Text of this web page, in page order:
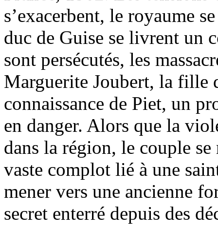
s’exacerbent, le royaume
duc de Guise se livrent un
sont persécutés, les
Marguerite Joubert, la fille
connaissance de Piet, un
en danger. Alors que la
dans la région, le couple
vaste complot lié à une
mener vers une ancienne
secret enterré depuis des